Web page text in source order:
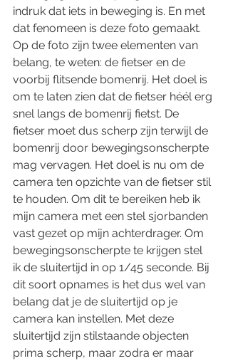
indruk dat iets in beweging is. En met
dat fenomeen is deze foto gemaakt.
Op de foto zijn twee elementen van
belang, te weten: de fietser en de
voorbij flitsende bomenrij. Het doel is
om te laten zien dat de fietser héél erg
snel langs de bomenrij fietst. De
fietser moet dus scherp zijn terwijl de
bomenrij door bewegingsonscherpte
mag vervagen. Het doel is nu om de
camera ten opzichte van de fietser stil
te houden. Om dit te bereiken heb ik
mijn camera met een stel sjorbanden
vast gezet op mijn achterdrager. Om
bewegingsonscherpte te krijgen stel
ik de sluitertijd in op 1/45 seconde. Bij
dit soort opnames is het dus wel van
belang dat je de sluitertijd op je
camera kan instellen. Met deze
sluitertijd zijn stilstaande objecten
prima scherp, maar zodra er maar